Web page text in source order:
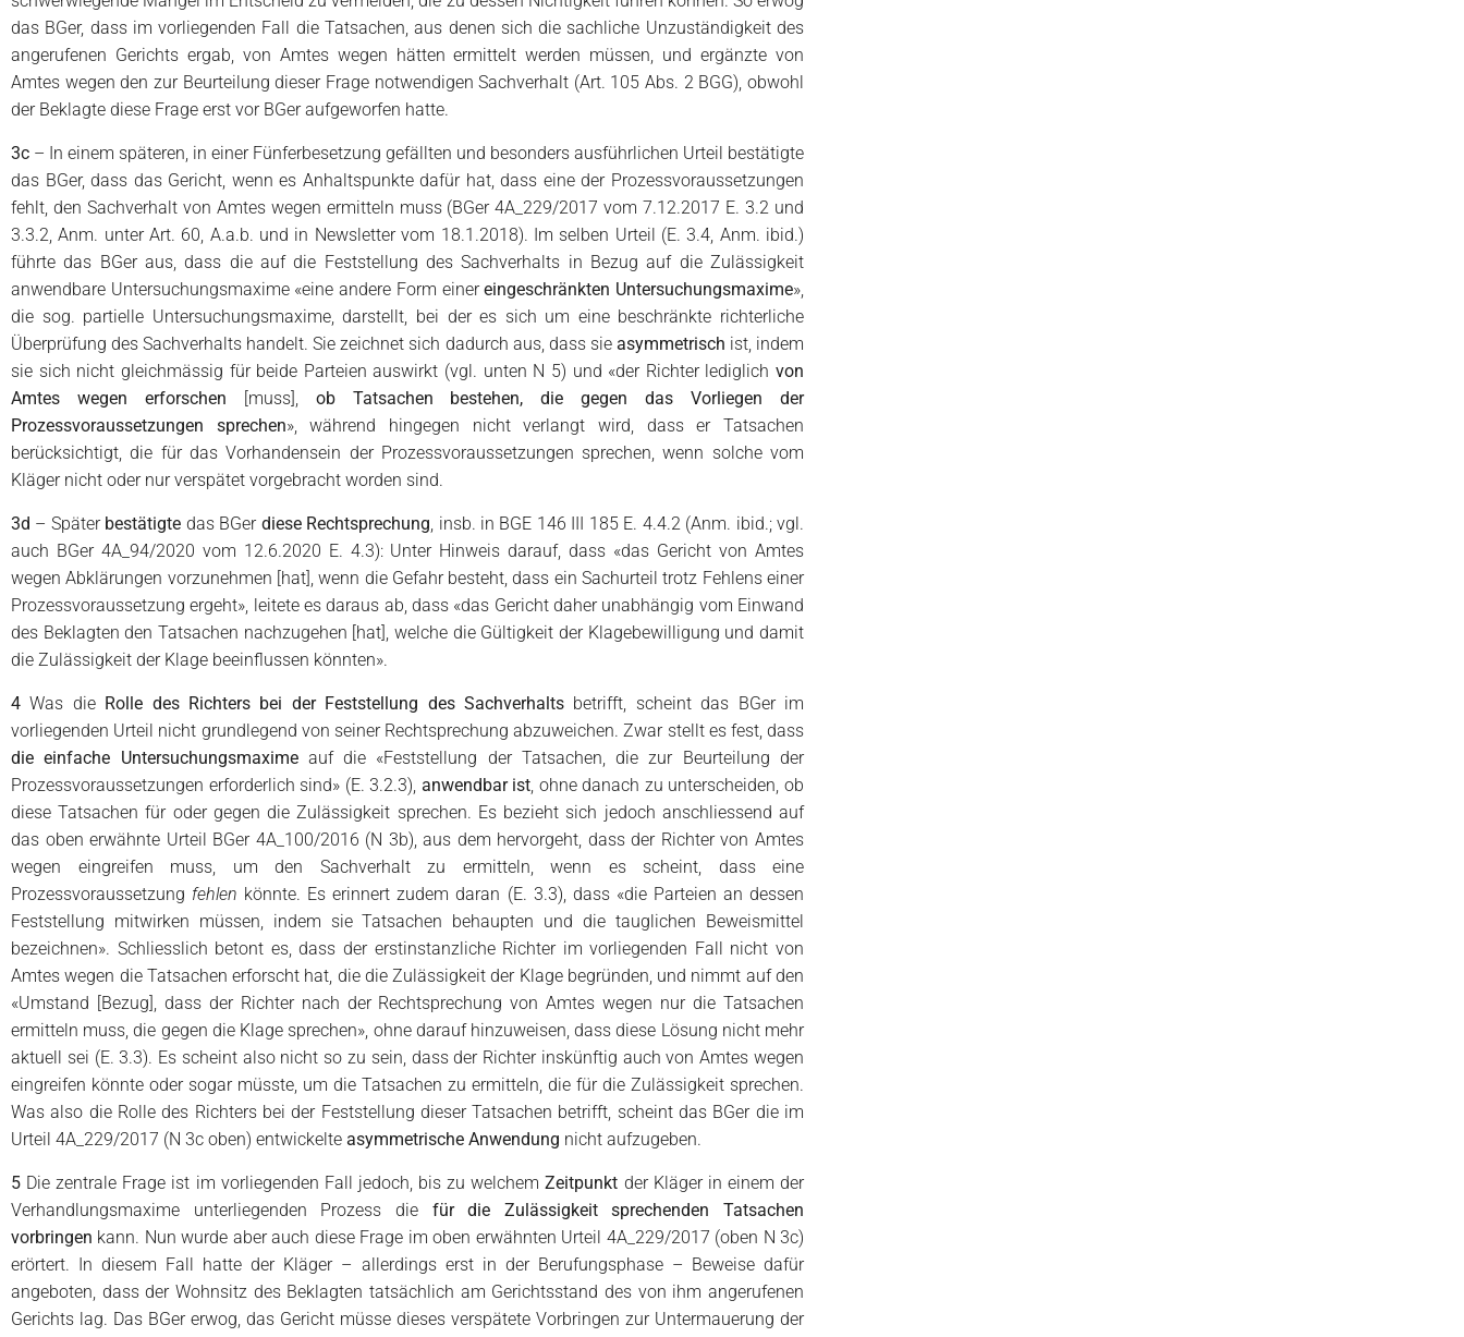
das BGer, dass im vorliegenden Fall die Tatsachen, aus denen sich die sachliche Unzuständigkeit des
angerufenen Gerichts ergab, von Amtes wegen hätten ermittelt werden müssen, und ergänzte von
Amtes wegen den zur Beurteilung dieser Frage notwendigen Sachverhalt (Art. 105 Abs. 2 BGG), obwohl
der Beklagte diese Frage erst vor BGer aufgeworfen hatte.
3c – In einem späteren, in einer Fünferbesetzung gefällten und besonders ausführlichen Urteil bestätigte
das BGer, dass das Gericht, wenn es Anhaltspunkte dafür hat, dass eine der Prozessvoraussetzungen
fehlt, den Sachverhalt von Amtes wegen ermitteln muss (BGer 4A_229/2017 vom 7.12.2017 E. 3.2 und
3.3.2, Anm. unter Art. 60, A.a.b. und in Newsletter vom 18.1.2018). Im selben Urteil (E. 3.4, Anm. ibid.)
führte das BGer aus, dass die auf die Feststellung des Sachverhalts in Bezug auf die Zulässigkeit
anwendbare Untersuchungsmaxime «eine andere Form einereingeschränkten Untersuchungsmaxime»,
die sog. partielle Untersuchungsmaxime, darstellt, bei der es sich um eine beschränkte richterliche
Überprüfung des Sachverhalts handelt. Sie zeichnet sich dadurch aus, dass sie asymmetrisch ist, indem
sie sich nicht gleichmässig für beide Parteien auswirkt (vgl. unten N 5) und «der Richter lediglich von
Amtes wegen erforschen [muss], ob Tatsachen bestehen, die gegen das Vorliegen der
Prozessvoraussetzungen sprechen», während hingegen nicht verlangt wird, dass er Tatsachen
berücksichtigt, die für das Vorhandensein der Prozessvoraussetzungen sprechen, wenn solche vom
Kläger nicht oder nur verspätet vorgebracht worden sind.
3d – Später bestätigte das BGer diese Rechtsprechung, insb. in BGE 146 III 185 E. 4.4.2 (Anm. ibid.; vgl.
auch BGer 4A_94/2020 vom 12.6.2020 E. 4.3): Unter Hinweis darauf, dass «das Gericht von Amtes
wegen Abklärungen vorzunehmen [hat], wenn die Gefahr besteht, dass ein Sachurteil trotz Fehlens einer
Prozessvoraussetzung ergeht», leitete es daraus ab, dass «das Gericht daher unabhängig vom Einwand
des Beklagten den Tatsachen nachzugehen [hat], welche die Gültigkeit der Klagebewilligung und damit
die Zulässigkeit der Klage beeinflussen könnten».
4 Was dieRolle des Richters bei der Feststellung des Sachverhalts betrifft, scheint das BGer im
vorliegenden Urteil nicht grundlegend von seiner Rechtsprechung abzuweichen. Zwar stellt es fest, dass
die einfache Untersuchungsmaximeauf die «Feststellung der Tatsachen, die zur Beurteilung der
Prozessvoraussetzungen erforderlich sind» (E. 3.2.3), anwendbar ist, ohne danach zu unterscheiden, ob
diese Tatsachen für oder gegen die Zulässigkeit sprechen. Es bezieht sich jedoch anschliessend auf
das oben erwähnte Urteil BGer 4A_100/2016 (N 3b), aus dem hervorgeht, dass der Richter von Amtes
wegen eingreifen muss, um den Sachverhalt zu ermitteln, wenn es scheint, dass eine
Prozessvoraussetzung fehlen könnte. Es erinnert zudem daran (E. 3.3), dass «die Parteien an dessen
Feststellung mitwirken müssen, indem sie Tatsachen behaupten und die tauglichen Beweismittel
bezeichnen». Schliesslich betont es, dass der erstinstanzliche Richter im vorliegenden Fall nicht von
Amtes wegen die Tatsachen erforscht hat, die die Zulässigkeit der Klage begründen, und nimmt auf den
«Umstand [Bezug], dass der Richter nach der Rechtsprechung von Amtes wegen nur die Tatsachen
ermitteln muss, die gegen die Klage sprechen», ohne darauf hinzuweisen, dass diese Lösung nicht mehr
aktuell sei (E. 3.3). Es scheint also nicht so zu sein, dass der Richter inskünftig auch von Amtes wegen
eingreifen könnte oder sogar müsste, um die Tatsachen zu ermitteln, die für die Zulässigkeit sprechen.
Was also die Rolle des Richters bei der Feststellung dieser Tatsachen betrifft, scheint das BGer die im
Urteil 4A_229/2017 (N 3c oben) entwickelte asymmetrische Anwendung nicht aufzugeben.
5 Die zentrale Frage ist im vorliegenden Fall jedoch, bis zu welchemZeitpunkt der Kläger in einem der
Verhandlungsmaxime unterliegenden Prozess diefür die Zulässigkeit sprechenden Tatsachen
vorbringen kann. Nun wurde aber auch diese Frage im oben erwähnten Urteil 4A_229/2017 (oben N 3c)
erörtert. In diesem Fall hatte der Kläger – allerdings erst in der Berufungsphase – Beweise dafür
angeboten, dass der Wohnsitz des Beklagten tatsächlich am Gerichtsstand des von ihm angerufenen
Gerichts lag. Das BGer erwog, das Gericht müsse dieses verspätete Vorbringen zur Untermauerung der